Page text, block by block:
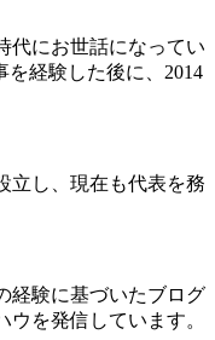
代にお世話になってい
を経験した後に、2014
立し、現在も代表を務
経験に基づいたブログ
を発信しています。